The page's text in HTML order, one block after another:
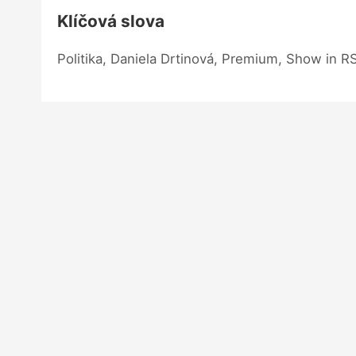
Klíčová slova
Politika, Daniela Drtinová, Premium, Show in